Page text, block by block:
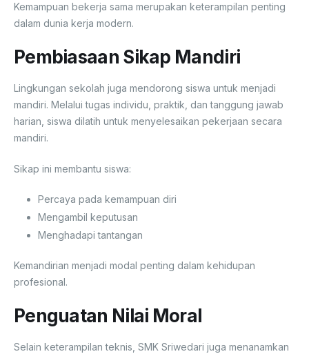
Kemampuan bekerja sama merupakan keterampilan penting
dalam dunia kerja modern.
Pembiasaan Sikap Mandiri
Lingkungan sekolah juga mendorong siswa untuk menjadi
mandiri. Melalui tugas individu, praktik, dan tanggung jawab
harian, siswa dilatih untuk menyelesaikan pekerjaan secara
mandiri.
Sikap ini membantu siswa:
Percaya pada kemampuan diri
Mengambil keputusan
Menghadapi tantangan
Kemandirian menjadi modal penting dalam kehidupan
profesional.
Penguatan Nilai Moral
Selain keterampilan teknis, SMK Sriwedari juga menanamkan